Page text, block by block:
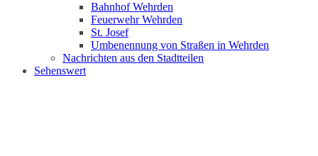
Bahnhof Wehrden
Feuerwehr Wehrden
St. Josef
Umbenennung von Straßen in Wehrden
Nachrichten aus den Stadtteilen
Sehenswert